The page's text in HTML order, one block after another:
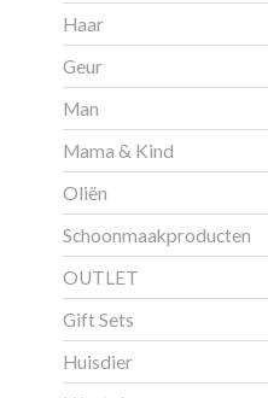
Haar
Geur
Man
Mama & Kind
Oliën
Schoonmaakproducten
OUTLET
Gift Sets
Huisdier